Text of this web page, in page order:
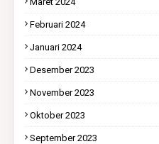
Februari 2024
Januari 2024
Desember 2023
November 2023
Oktober 2023
September 2023